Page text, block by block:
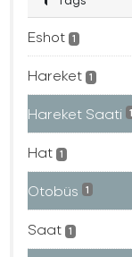
Eshot 1
Hareket 1
Hareket Saati 1
Hat 1
Otobüs 1
Saat 1